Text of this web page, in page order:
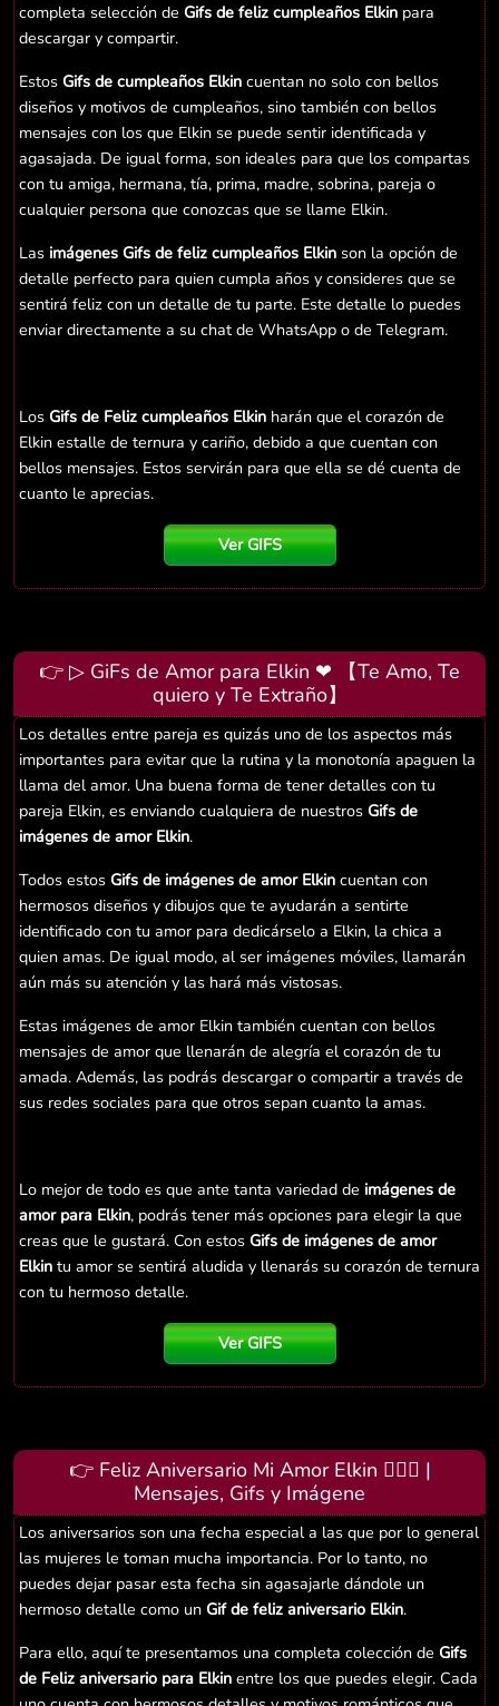
completa selección de Gifs de feliz cumpleaños Elkin para
descargar y compartir.
Estos Gifs de cumpleaños Elkin cuentan no solo con bellos
diseños y motivos de cumpleaños, sino también con bellos
mensajes con los que Elkin se puede sentir identificada y
agasajada. De igual forma, son ideales para que los compartas
con tu amiga, hermana, tía, prima, madre, sobrina, pareja o
cualquier persona que conozcas que se llame Elkin.
Las imágenes Gifs de feliz cumpleaños Elkin son la opción de
detalle perfecto para quien cumpla años y consideres que se
sentirá feliz con un detalle de tu parte. Este detalle lo puedes
enviar directamente a su chat de WhatsApp o de Telegram.
Los Gifs de Feliz cumpleaños Elkin harán que el corazón de
Elkin estalle de ternura y cariño, debido a que cuentan con
bellos mensajes. Estos servirán para que ella se dé cuenta de
cuanto le aprecias.
Ver GIFS
👉 ▷ GiFs de Amor para Elkin ❤ 【Te Amo, Te
quiero y Te Extraño】
Los detalles entre pareja es quizás uno de los aspectos más
importantes para evitar que la rutina y la monotonía apaguen la
llama del amor. Una buena forma de tener detalles con tu
pareja Elkin, es enviando cualquiera de nuestros Gifs de
imágenes de amor Elkin.
Todos estos Gifs de imágenes de amor Elkin cuentan con
hermosos diseños y dibujos que te ayudarán a sentirte
identificado con tu amor para dedicárselo a Elkin, la chica a
quien amas. De igual modo, al ser imágenes móviles, llamarán
aún más su atención y las hará más vistosas.
Estas imágenes de amor Elkin también cuentan con bellos
mensajes de amor que llenarán de alegría el corazón de tu
amada. Además, las podrás descargar o compartir a través de
sus redes sociales para que otros sepan cuanto la amas.
Lo mejor de todo es que ante tanta variedad de imágenes de
amor para Elkin, podrás tener más opciones para elegir la que
creas que le gustará. Con estos Gifs de imágenes de amor
Elkin tu amor se sentirá aludida y llenarás su corazón de ternura
con tu hermoso detalle.
Ver GIFS
👉 Feliz Aniversario Mi Amor Elkin 👨‍❤️‍👨 |
Mensajes, Gifs y Imágene
Los aniversarios son una fecha especial a las que por lo general
las mujeres le toman mucha importancia. Por lo tanto, no
puedes dejar pasar esta fecha sin agasajarle dándole un
hermoso detalle como un Gif de feliz aniversario Elkin.
Para ello, aquí te presentamos una completa colección de Gifs
de Feliz aniversario para Elkin entre los que puedes elegir. Cada